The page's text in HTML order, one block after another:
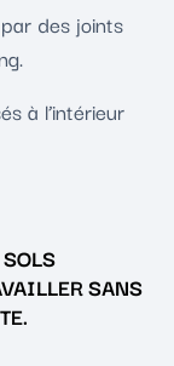
des joints
à l’intérieur
SANS